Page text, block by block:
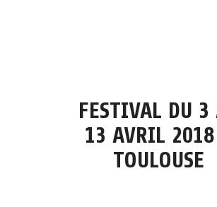
FESTIVAL DU 3
13 AVRIL
TOULOUSE